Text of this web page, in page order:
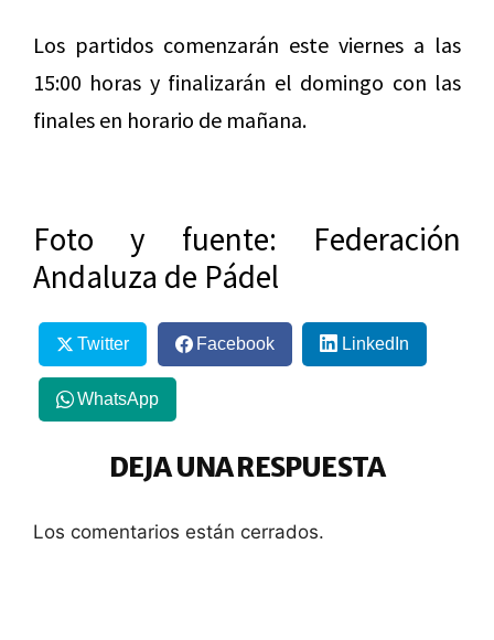
Los partidos comenzarán este viernes a las
15:00 horas y finalizarán el domingo con las
finales en horario de mañana.
Foto y fuente: Federación
Andaluza de Pádel
Twitter Facebook LinkedIn
WhatsApp
DEJA UNA RESPUESTA
Los comentarios están cerrados.